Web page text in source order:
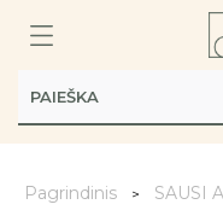
Pagrindinis SAUSI